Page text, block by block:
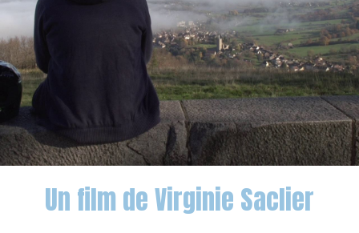
Un film de Virginie Saclier